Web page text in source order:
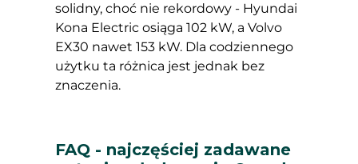
solidny, choć nie rekordowy - Hyundai
Kona Electric osiąga 102 kW, a Volvo
EX30 nawet 153 kW. Dla codziennego
użytku ta różnica jest jednak bez
znaczenia.
FAQ - najczęściej zadawane